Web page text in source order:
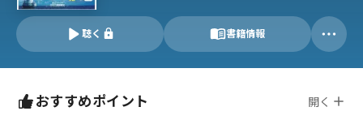
聴く 書籍情報
おすすめポイント 開く